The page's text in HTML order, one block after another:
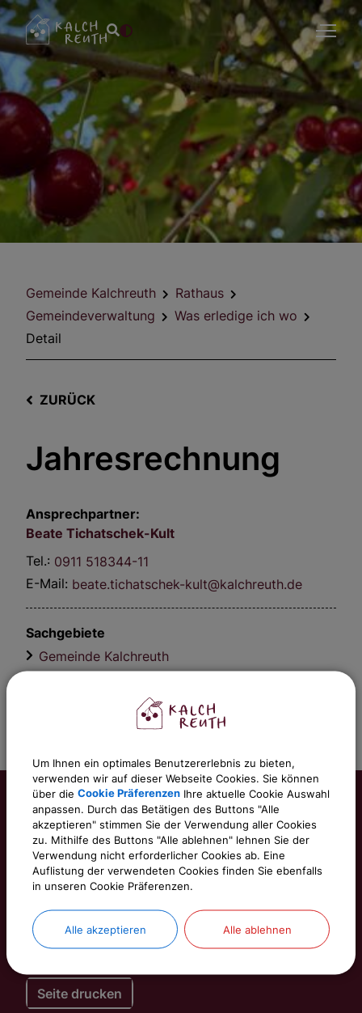
Gemeinde Kalchreuth
Rathaus
Gemeindeverwaltung
Was erledige ich wo
Detail
ZURÜCK
Jahresrechnung
Ansprechpartner:
Beate Tichatschek-Kult
Tel.: 0911 518344-11
E-Mail: beate.tichatschek-kult@kalchreuth.de
Sachgebiete
Gemeinde Kalchreuth
Gemeinde Kalchreuth
Rathausstraße 1
90562 Kalchreuth
Telefon: 0911 518344-0
E-Mail: gemeinde@kalchreuth.de
Seite drucken
Um Ihnen ein optimales Benutzererlebnis zu bieten,
verwenden wir auf dieser Webseite Cookies. Sie können
über die Cookie Präferenzen Ihre aktuelle Cookie Auswahl
anpassen. Durch das Betätigen des Buttons "Alle
akzeptieren" stimmen Sie der Verwendung aller Cookies
zu. Mithilfe des Buttons "Alle ablehnen" lehnen Sie der
Verwendung nicht erforderlicher Cookies ab. Eine
Auflistung der verwendeten Cookies finden Sie ebenfalls
in unseren Cookie Präferenzen.
Alle akzeptieren Alle ablehnen